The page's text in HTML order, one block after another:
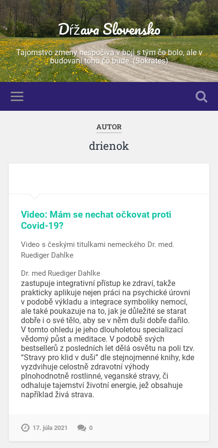
Dŕžava Slovensko
Tajomstvo zmeny nespočíva v boji s tým čo bolo, ale v
budovaní toho čo bude. (Sokrates)
AUTOR
drienok
Video: Mám se nechat očkovat proti
Covid-19?
Video s českými titulkami nemeckého Dr. med.
Ruediger Dahlke
Dr. med Ruediger Dahlke
zastupuje integrativní přístup ke zdraví, takže
prakticky aplikuje nejen práci na psychické úrovni
v podobě výkladu a integrace symboliky nemocí,
ale také poukazuje na to, jak je důležité se starat
dobře i o své tělo, aby se v něm duši dobře dařilo.
V tomto ohledu je jeho dlouholetou specializací
vědomý půst a meditace. V podobě svých
bestsellerů z posledních let dělá osvětu na poli tzv.
“Stravy pro klid v duši” dle stejnojmenné knihy, kde
vyzdvihuje celostně zdravotní výhody
plnohodnotně rostlinné, veganské stravy, či
odhaluje tajemství životní energie, jež obsahuje
například živá strava.
17. júla 2021 0